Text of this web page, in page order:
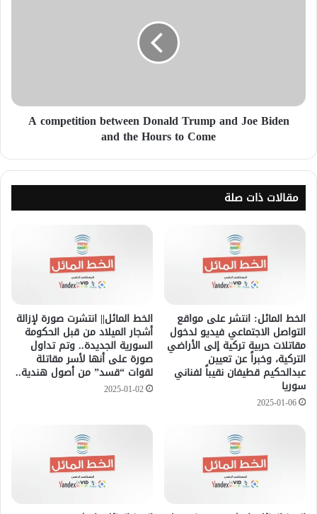
A competition between Donald Trump and Joe Biden
and the Hours to Come
مقالات ذات صلة
الخط المائل: انتشر على مواقع
التواصل الاجتماعي فيديو لدخول
مقاتلات حربية تركية إلى الأراضي
التركية، وخبراً عن تعيين
عبدالحكيم قطيفان نقيباً لفناني
سوريا
2025-01-06
الخط المائل|| انتشرت صورة لإزالة
أشجار الميلاد من قبل الحكومة
السورية الجديدة.. وتم تداول
صورة على أنها لأسر مقاتلة
لقوات “قسد” من أصول هندية..
2025-01-02